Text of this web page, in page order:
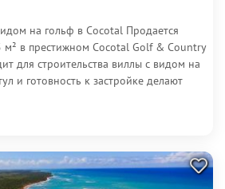
на гольф в Cocotal Продается
в престижном Cocotal Golf & Country
для строительства виллы с видом на
и готовность к застройке делают